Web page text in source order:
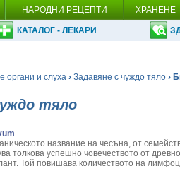
НАРОДНИ РЕЦЕПТИ ХРАНЕНЕ
КАТАЛОГ - ЛЕКАРИ
органи и слуха › Задавяне с чуждо тяло ›
тяло
название на чесъна, от
толкова успешно човечеството от
Той повишава количеството на